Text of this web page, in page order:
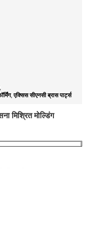
,
,एक्सिस सीएनसी ब्रास पार्ट्स
मिश्रित मोल्डिंग
मशीन, सीएनसी 5 अक्ष
वाली मशीन, सीएनसी लेथ,
गोंग), 4-अक्ष मशीनिंग सेंटर,
6063, 2024, 1018,